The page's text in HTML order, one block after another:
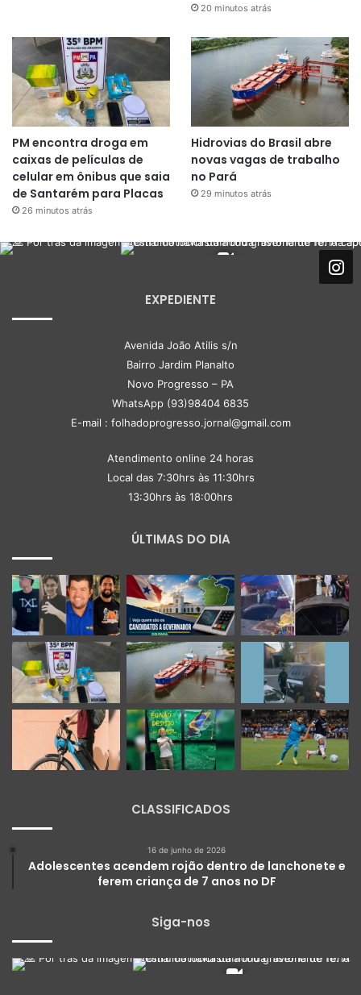
20 minutos atrás
PM encontra droga em
caixas de películas de
celular em ônibus que saia
de Santarém para Placas
26 minutos atrás
Hidrovias do Brasil abre
novas vagas de trabalho
no Pará
29 minutos atrás
EXPEDIENTE
Avenida João Atilis s/n
Bairro Jardim Planalto
Novo Progresso – PA
WhatsApp (93)98404 6835
E-mail : folhadoprogresso.jornal@gmail.com
Atendimento online 24 horas
Local das 7:30hrs às 11:30hrs
13:30hrs às 18:00hrs
ÚLTIMAS DO DIA
CLASSIFICADOS
16 de junho de 2026
Adolescentes acendem rojão dentro de lanchonete e
ferem criança de 7 anos no DF
Siga-nos